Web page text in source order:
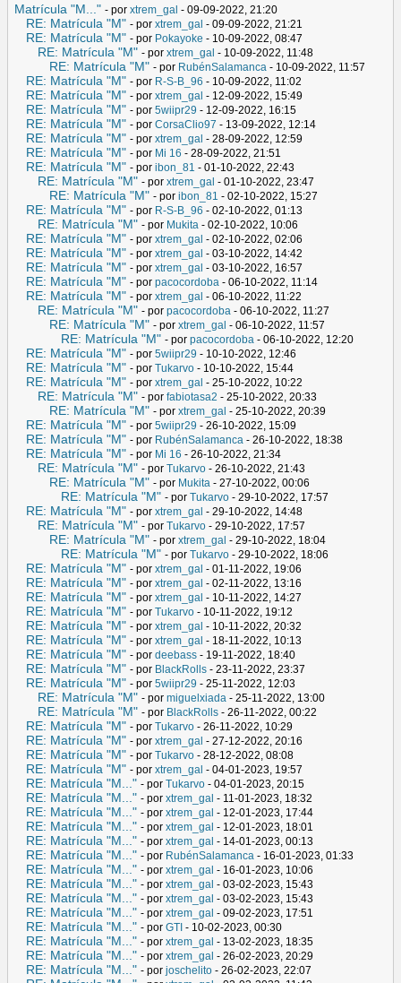
Matrícula "M..." - por xtrem_gal - 09-09-2022, 21:20
RE: Matrícula "M" - por xtrem_gal - 09-09-2022, 21:21
RE: Matrícula "M" - por Pokayoke - 10-09-2022, 08:47
RE: Matrícula "M" - por xtrem_gal - 10-09-2022, 11:48
RE: Matrícula "M" - por RubénSalamanca - 10-09-2022, 11:57
RE: Matrícula "M" - por R-S-B_96 - 10-09-2022, 11:02
RE: Matrícula "M" - por xtrem_gal - 12-09-2022, 15:49
RE: Matrícula "M" - por 5wiipr29 - 12-09-2022, 16:15
RE: Matrícula "M" - por CorsaClio97 - 13-09-2022, 12:14
RE: Matrícula "M" - por xtrem_gal - 28-09-2022, 12:59
RE: Matrícula "M" - por Mi 16 - 28-09-2022, 21:51
RE: Matrícula "M" - por ibon_81 - 01-10-2022, 22:43
RE: Matrícula "M" - por xtrem_gal - 01-10-2022, 23:47
RE: Matrícula "M" - por ibon_81 - 02-10-2022, 15:27
RE: Matrícula "M" - por R-S-B_96 - 02-10-2022, 01:13
RE: Matrícula "M" - por Mukita - 02-10-2022, 10:06
RE: Matrícula "M" - por xtrem_gal - 02-10-2022, 02:06
RE: Matrícula "M" - por xtrem_gal - 03-10-2022, 14:42
RE: Matrícula "M" - por xtrem_gal - 03-10-2022, 16:57
RE: Matrícula "M" - por pacocordoba - 06-10-2022, 11:14
RE: Matrícula "M" - por xtrem_gal - 06-10-2022, 11:22
RE: Matrícula "M" - por pacocordoba - 06-10-2022, 11:27
RE: Matrícula "M" - por xtrem_gal - 06-10-2022, 11:57
RE: Matrícula "M" - por pacocordoba - 06-10-2022, 12:20
RE: Matrícula "M" - por 5wiipr29 - 10-10-2022, 12:46
RE: Matrícula "M" - por Tukarvo - 10-10-2022, 15:44
RE: Matrícula "M" - por xtrem_gal - 25-10-2022, 10:22
RE: Matrícula "M" - por fabiotasa2 - 25-10-2022, 20:33
RE: Matrícula "M" - por xtrem_gal - 25-10-2022, 20:39
RE: Matrícula "M" - por 5wiipr29 - 26-10-2022, 15:09
RE: Matrícula "M" - por RubénSalamanca - 26-10-2022, 18:38
RE: Matrícula "M" - por Mi 16 - 26-10-2022, 21:34
RE: Matrícula "M" - por Tukarvo - 26-10-2022, 21:43
RE: Matrícula "M" - por Mukita - 27-10-2022, 00:06
RE: Matrícula "M" - por Tukarvo - 29-10-2022, 17:57
RE: Matrícula "M" - por xtrem_gal - 29-10-2022, 14:48
RE: Matrícula "M" - por Tukarvo - 29-10-2022, 17:57
RE: Matrícula "M" - por xtrem_gal - 29-10-2022, 18:04
RE: Matrícula "M" - por Tukarvo - 29-10-2022, 18:06
RE: Matrícula "M" - por xtrem_gal - 01-11-2022, 19:06
RE: Matrícula "M" - por xtrem_gal - 02-11-2022, 13:16
RE: Matrícula "M" - por xtrem_gal - 10-11-2022, 14:27
RE: Matrícula "M" - por Tukarvo - 10-11-2022, 19:12
RE: Matrícula "M" - por xtrem_gal - 10-11-2022, 20:32
RE: Matrícula "M" - por xtrem_gal - 18-11-2022, 10:13
RE: Matrícula "M" - por deebass - 19-11-2022, 18:40
RE: Matrícula "M" - por BlackRolls - 23-11-2022, 23:37
RE: Matrícula "M" - por 5wiipr29 - 25-11-2022, 12:03
RE: Matrícula "M" - por miguelxiada - 25-11-2022, 13:00
RE: Matrícula "M" - por BlackRolls - 26-11-2022, 00:22
RE: Matrícula "M" - por Tukarvo - 26-11-2022, 10:29
RE: Matrícula "M" - por xtrem_gal - 27-12-2022, 20:16
RE: Matrícula "M" - por Tukarvo - 28-12-2022, 08:08
RE: Matrícula "M" - por xtrem_gal - 04-01-2023, 19:57
RE: Matrícula "M..." - por Tukarvo - 04-01-2023, 20:15
RE: Matrícula "M..." - por xtrem_gal - 11-01-2023, 18:32
RE: Matrícula "M..." - por xtrem_gal - 12-01-2023, 17:44
RE: Matrícula "M..." - por xtrem_gal - 12-01-2023, 18:01
RE: Matrícula "M..." - por xtrem_gal - 14-01-2023, 00:13
RE: Matrícula "M..." - por RubénSalamanca - 16-01-2023, 01:33
RE: Matrícula "M..." - por xtrem_gal - 16-01-2023, 10:06
RE: Matrícula "M..." - por xtrem_gal - 03-02-2023, 15:43
RE: Matrícula "M..." - por xtrem_gal - 03-02-2023, 15:43
RE: Matrícula "M..." - por xtrem_gal - 09-02-2023, 17:51
RE: Matrícula "M..." - por GTI - 10-02-2023, 00:30
RE: Matrícula "M..." - por xtrem_gal - 13-02-2023, 18:35
RE: Matrícula "M..." - por xtrem_gal - 26-02-2023, 20:29
RE: Matrícula "M..." - por joschelito - 26-02-2023, 22:07